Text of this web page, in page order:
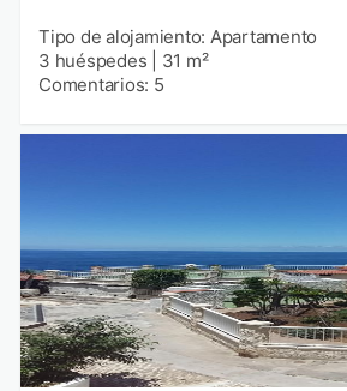
Tipo de alojamiento: Apartamento
3 huéspedes
31 m²
Comentarios: 5